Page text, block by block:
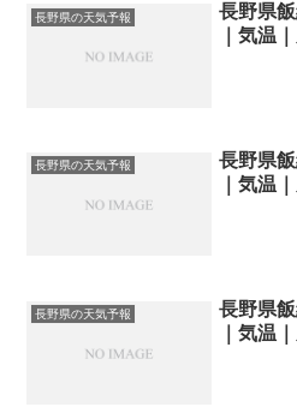
長野県の天気予報
長野県
｜気温
長野県の天気予報
長野県
｜気温
長野県の天気予報
長野県
｜気温